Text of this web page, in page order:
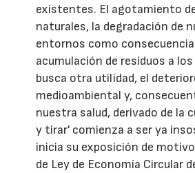
existentes. El agotamiento
naturales, la degradación de
entornos como consecuencia
acumulación de residuos a
busca otra utilidad, el
medioambiental y,
nuestra salud, derivado de la
y tirar' comienza a ser ya
inicia su exposición de
de Ley de Economía Circular